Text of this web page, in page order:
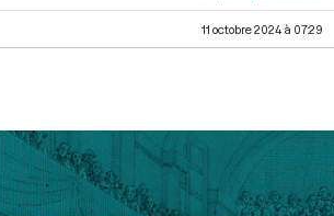
11 octobre 2024 à 07:29